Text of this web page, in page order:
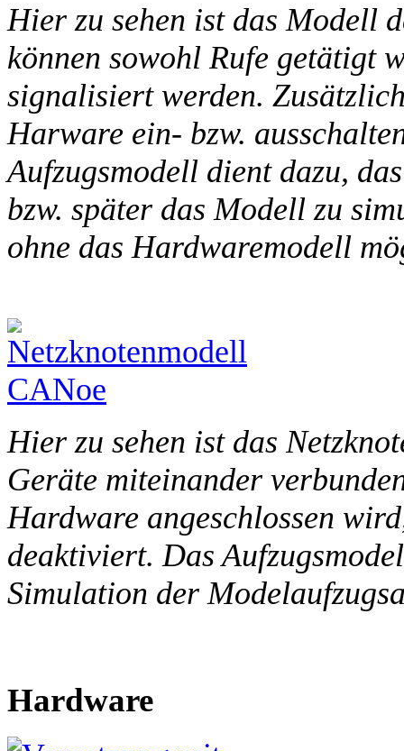
Hier zu sehen ist das Modell
können sowohl Rufe getätigt
signalisiert werden.
Harware ein- bzw.
Aufzugsmodell dient dazu,
bzw. später das Modell zu
ohne das Hardwaremodell
Hier zu sehen ist das
Geräte miteinander
Hardware angeschlossen
deaktiviert. Das
Simulation der
Hardware